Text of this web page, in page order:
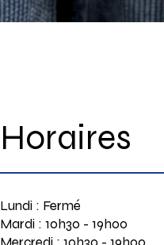
Horaires
Lundi : Fermé
Mardi : 10h30 - 19h00